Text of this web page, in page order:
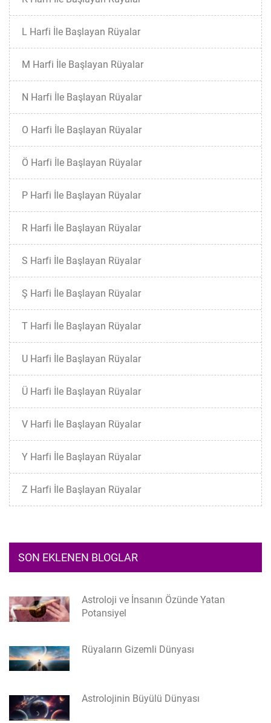
L Harfi İle Başlayan Rüyalar
M Harfi İle Başlayan Rüyalar
N Harfi İle Başlayan Rüyalar
O Harfi İle Başlayan Rüyalar
Ö Harfi İle Başlayan Rüyalar
P Harfi İle Başlayan Rüyalar
R Harfi İle Başlayan Rüyalar
S Harfi İle Başlayan Rüyalar
Ş Harfi İle Başlayan Rüyalar
T Harfi İle Başlayan Rüyalar
U Harfi İle Başlayan Rüyalar
Ü Harfi İle Başlayan Rüyalar
V Harfi İle Başlayan Rüyalar
Y Harfi İle Başlayan Rüyalar
Z Harfi İle Başlayan Rüyalar
SON EKLENEN BLOGLAR
Astroloji ve İnsanın Özünde Yatan
Potansiyel
Rüyaların Gizemli Dünyası
Astrolojinin Büyülü Dünyası